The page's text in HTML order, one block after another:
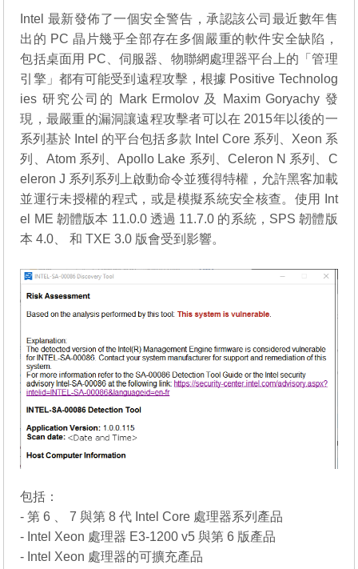
Intel 最新發佈了一個安全警告，承認該公司最近數年售
出的 PC 晶片幾乎全部存在多個嚴重的軟件安全缺陷，
包括桌面用 PC、伺服器、物聯網處理器平台上的「管理
引擎」都有可能受到遠程攻擊，根據 Positive Technolog
ies 研究公司的 Mark Ermolov 及 Maxim Goryachy 發
現，最嚴重的漏洞讓遠程攻擊者可以在 2015年以後的一
系列基於 Intel 的平台包括多款 Intel Core 系列、Xeon 系
列、Atom 系列、Apollo Lake 系列、Celeron N 系列、C
eleron J 系列系列上啟動命令並獲得特權，允許黑客加載
並運行未授權的程式，或是模擬系統安全核查。使用 Int
el ME 韌體版本 11.0.0 透過 11.7.0 的系統，SPS 韌體版
本 4.0、 和 TXE 3.0 版會受到影響。
包括：
- 第 6 、 7 與第 8 代 Intel Core 處理器系列產品
- Intel Xeon 處理器 E3-1200 v5 與第 6 版產品
- Intel Xeon 處理器的可擴充產品